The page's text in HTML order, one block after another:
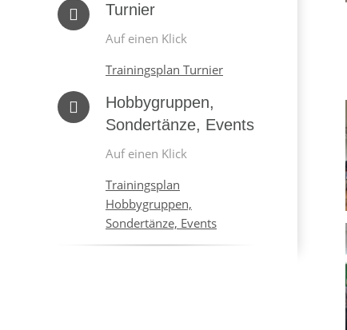
Turnier
Auf einen Klick
Trainingsplan Turnier
Hobbygruppen,
Sondertänze, Events
Auf einen Klick
Trainingsplan
Hobbygruppen,
Sondertänze, Events